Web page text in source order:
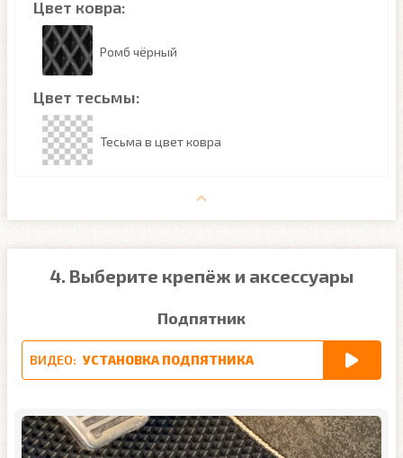
Цвет ковра:
Ромб чёрный
Цвет тесьмы:
Тесьма в цвет ковра
4. Выберите крепёж и аксессуары
Подпятник
ВИДЕО: УСТАНОВКА ПОДПЯТНИКА